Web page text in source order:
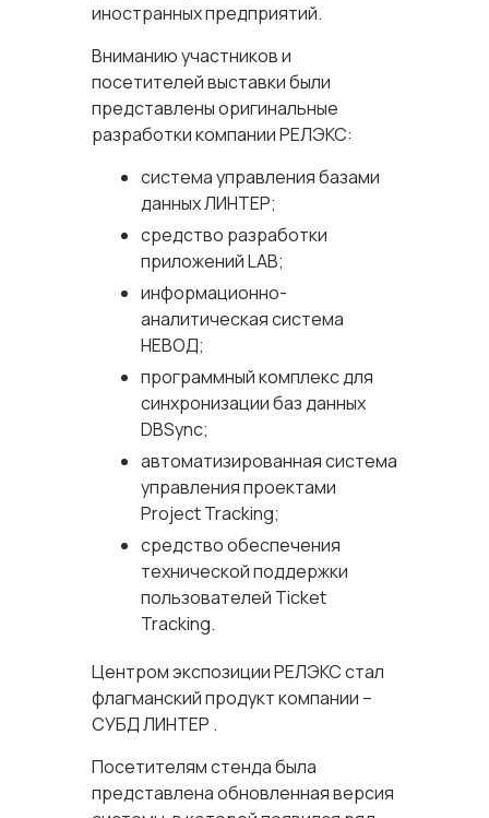
иностранных предприятий.
Вниманию участников и
посетителей выставки были
представлены оригинальные
разработки компании РЕЛЭКС:
система управления базами
данных ЛИНТЕР;
средство разработки
приложений LAB;
информационно-
аналитическая система
НЕВОД;
программный комплекс для
синхронизации баз данных
DBSync;
автоматизированная система
управления проектами
Project Tracking;
средство обеспечения
технической поддержки
пользователей Ticket
Tracking.
Центром экспозиции РЕЛЭКС стал
флагманский продукт компании –
СУБД ЛИНТЕР .
Посетителям стенда была
представлена обновленная версия